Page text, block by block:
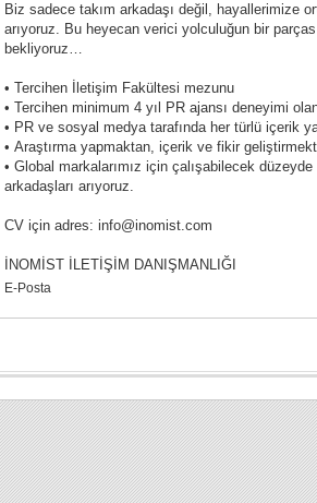
Biz sadece takım arkadaşı değil, hayallerimize
arıyoruz. Bu heyecan verici yolculuğun bir
bekliyoruz…
• Tercihen İletişim Fakültesi mezunu
• Tercihen minimum 4 yıl PR ajansı deneyimi
• PR ve sosyal medya tarafında her türlü içerik
• Araştırma yapmaktan, içerik ve fikir
• Global markalarımız için çalışabilecek
arkadaşları arıyoruz.
CV için adres: info@inomist.com
İNOMİST İLETİŞİM DANIŞMANLIĞI
E-Posta